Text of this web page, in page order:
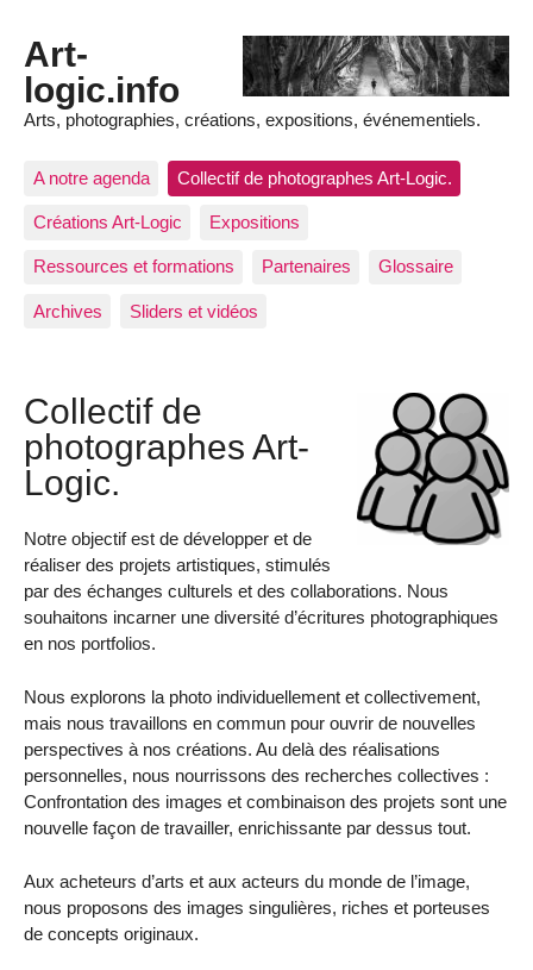
Art-
logic.info
Arts, photographies, créations, expositions, événementiels.
A notre agenda Collectif de photographes Art-Logic.
Créations Art-Logic Expositions
Ressources et formations Partenaires Glossaire
Archives Sliders et vidéos
Collectif de
photographes Art-
Logic.
Notre objectif est de développer et de
réaliser des projets artistiques, stimulés
par des échanges culturels et des collaborations. Nous
souhaitons incarner une diversité d’écritures photographiques
en nos portfolios.
Nous explorons la photo individuellement et collectivement,
mais nous travaillons en commun pour ouvrir de nouvelles
perspectives à nos créations. Au delà des réalisations
personnelles, nous nourrissons des recherches collectives :
Confrontation des images et combinaison des projets sont une
nouvelle façon de travailler, enrichissante par dessus tout.
Aux acheteurs d’arts et aux acteurs du monde de l’image,
nous proposons des images singulières, riches et porteuses
de concepts originaux.